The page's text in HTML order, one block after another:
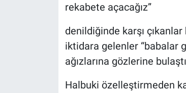
rekabete açacağız”
denildiğinde karşı
iktidara gelenler “babalar
ağızlarına gözlerine
Halbuki özelleştirmeden